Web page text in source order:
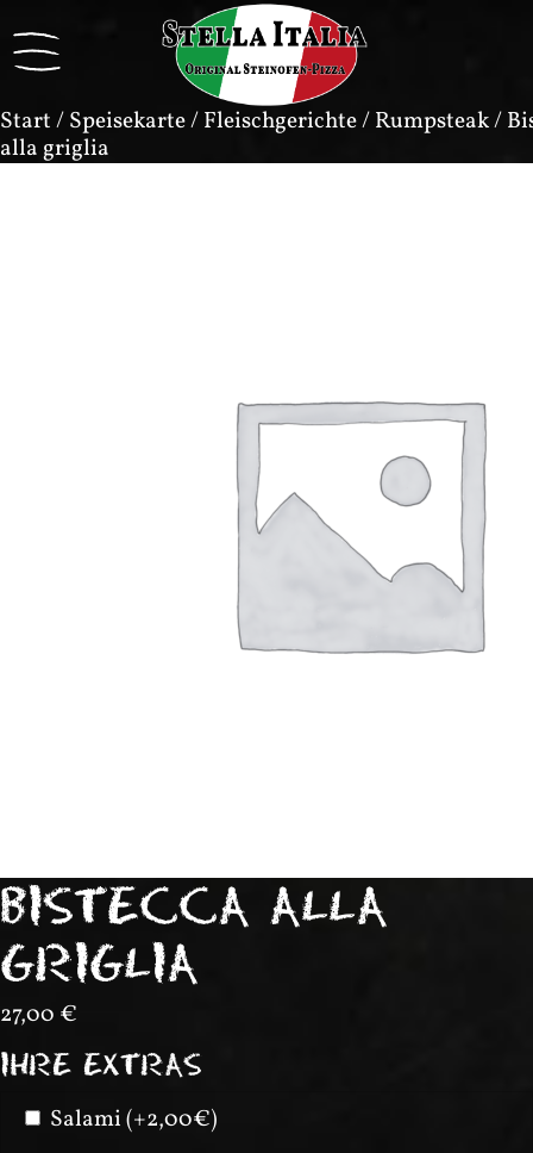
Start/Speisekarte/Fleischgerichte/Rumpsteak/
alla griglia
BISTECCA ALLA
GRIGLIA
27,00 €
IHRE EXTRAS
Salami (+2,00€)